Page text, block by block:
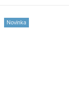
Novinka